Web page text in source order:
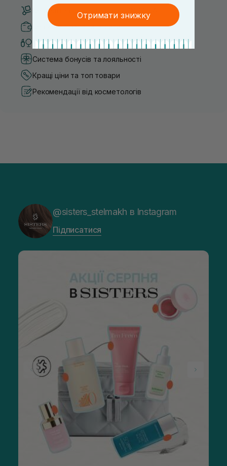
Безкоштовна доставка від 3000 UAH
Безпечні способи оплати
Тільки оригінальна косметика
Система бонусів та лояльності
Кращі ціни та топ товари
Рекомендації від косметологів
@sisters_stelmakh в Instagram
Підписатися
Отримати знижку